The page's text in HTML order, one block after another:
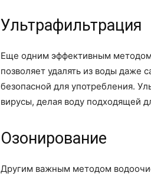
Ультрафильтрация
Еще одним эффективным методом
позволяет удалять из воды даже
безопасной для употребления.
вирусы, делая воду подходящей
Озонирование
Другим важным методом